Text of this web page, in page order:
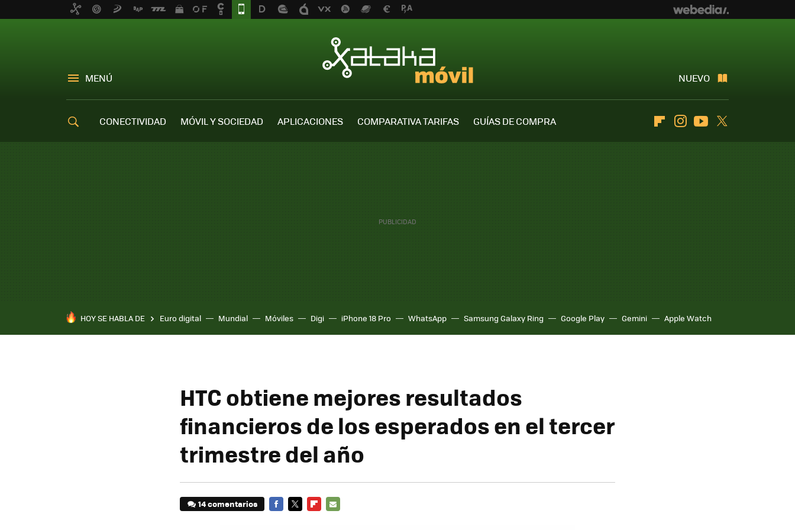
MENÚ NUEVO
CONECTIVIDAD MÓVIL Y SOCIEDAD APLICACIONES COMPARATIVA TARIFAS
GUÍAS DE COMPRA
FlipboardInstagramYoutube
HOY SE HABLA DE Euro digital Mundial Móviles Digi iPhone 18 Pro WhatsApp Samsung Galaxy Ring Google Play Gemini Apple Watch
HTC obtiene mejores resultados
financieros de los esperados en el tercer
trimestre del año
14 comentarios